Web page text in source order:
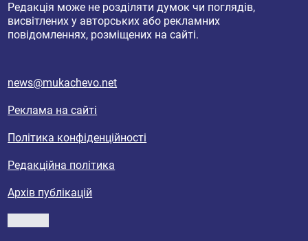
Редакція може не розділяти думок чи поглядів,
висвітлених у авторських або рекламних
повідомленнях, розміщених на сайті.
news@mukachevo.net
Реклама на сайті
Політика конфіденційності
Редакційна політика
Архів публікацій